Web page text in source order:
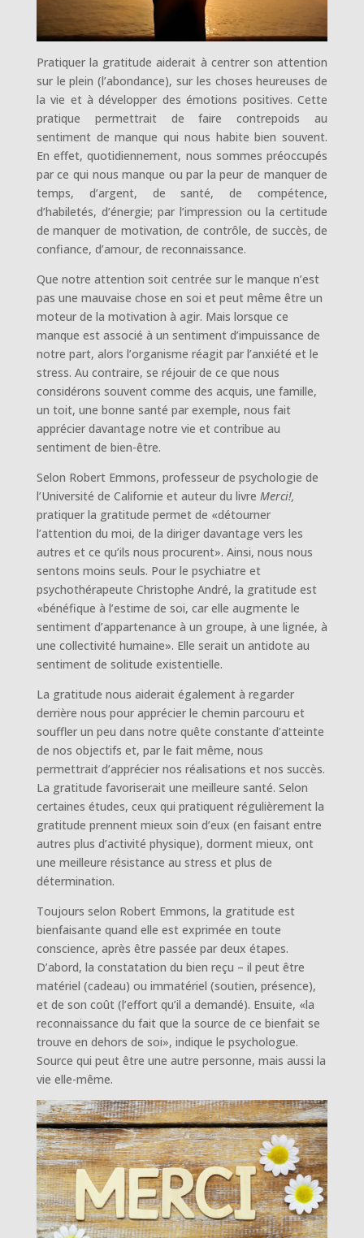
Pratiquer la gratitude aiderait à centrer son attention
sur le plein (l’abondance), sur les choses heureuses de
la vie et à développer des émotions positives. Cette
pratique permettrait de faire contrepoids au
sentiment de manque qui nous habite bien souvent.
En effet, quotidiennement, nous sommes préoccupés
par ce qui nous manque ou par la peur de manquer de
temps, d’argent, de santé, de compétence,
d’habiletés, d’énergie; par l’impression ou la certitude
de manquer de motivation, de contrôle, de succès, de
confiance, d’amour, de reconnaissance.
Que notre attention soit centrée sur le manque n’est
pas une mauvaise chose en soi et peut même être un
moteur de la motivation à agir. Mais lorsque ce
manque est associé à un sentiment d’impuissance de
notre part, alors l’organisme réagit par l’anxiété et le
stress. Au contraire, se réjouir de ce que nous
considérons souvent comme des acquis, une famille,
un toit, une bonne santé par exemple, nous fait
apprécier davantage notre vie et contribue au
sentiment de bien-être.
Selon Robert Emmons, professeur de psychologie de
l’Université de Californie et auteur du livre Merci!,
pratiquer la gratitude permet de «détourner
l’attention du moi, de la diriger davantage vers les
autres et ce qu’ils nous procurent». Ainsi, nous nous
sentons moins seuls. Pour le psychiatre et
psychothérapeute Christophe André, la gratitude est
«bénéfique à l’estime de soi, car elle augmente le
sentiment d’appartenance à un groupe, à une lignée, à
une collectivité humaine». Elle serait un antidote au
sentiment de solitude existentielle.
La gratitude nous aiderait également à regarder
derrière nous pour apprécier le chemin parcouru et
souffler un peu dans notre quête constante d’atteinte
de nos objectifs et, par le fait même, nous
permettrait d’apprécier nos réalisations et nos succès.
La gratitude favoriserait une meilleure santé. Selon
certaines études, ceux qui pratiquent régulièrement la
gratitude prennent mieux soin d’eux (en faisant entre
autres plus d’activité physique), dorment mieux, ont
une meilleure résistance au stress et plus de
détermination.
Toujours selon Robert Emmons, la gratitude est
bienfaisante quand elle est exprimée en toute
conscience, après être passée par deux étapes.
D’abord, la constatation du bien reçu – il peut être
matériel (cadeau) ou immatériel (soutien, présence),
et de son coût (l’effort qu’il a demandé). Ensuite, «la
reconnaissance du fait que la source de ce bienfait se
trouve en dehors de soi», indique le psychologue.
Source qui peut être une autre personne, mais aussi la
vie elle-même.